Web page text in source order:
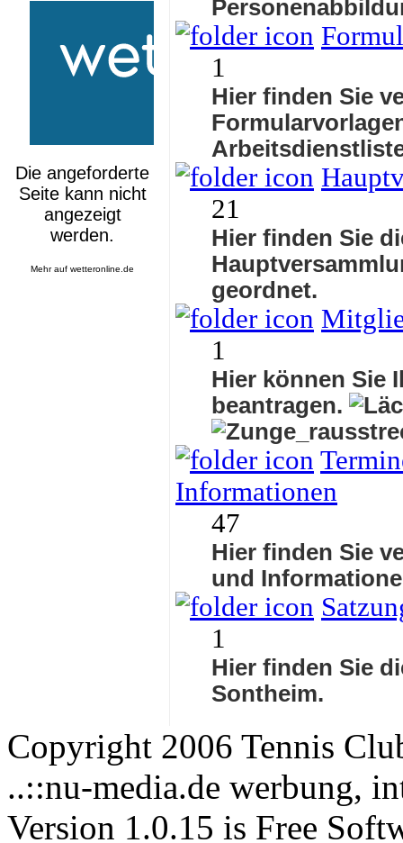
Mehr aufwetteronline.de
1
Hier finden Sie
21
Hier finden Sie
geordnet.
1
Hier können Sie
beantragen.
Informationen
47
Hier finden Sie
und
1
Hier finden Sie
Sontheim.
Copyright 2006 Tennis
..::nu-media.de werbung,
Version 1.0.15 is Free